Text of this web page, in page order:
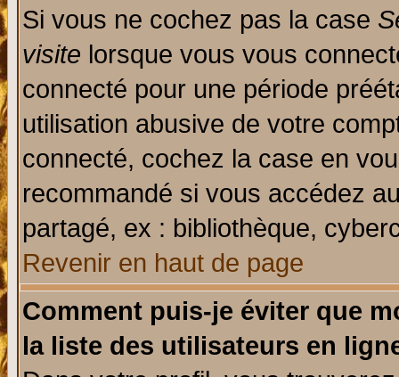
Si vous ne cochez pas la case
visite lorsque vous vous
connecté pour une période
utilisation abusive de votre
connecté, cochez la case en
recommandé si vous accédez
partagé, ex : bibliothèque,
Revenir en haut de page
Comment puis-je éviter que
la liste des utilisateurs en